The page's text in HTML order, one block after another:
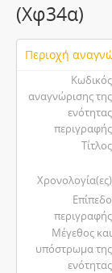
(Χφ34α)
Περιοχή
Κωδικός
αναγνώρισης της
ενότητας
περιγραφής
Τίτλος
Χρονολογία(ες)
Επίπεδο
περιγραφής
Μέγεθος και
υπόστρωμα της
ενότητας